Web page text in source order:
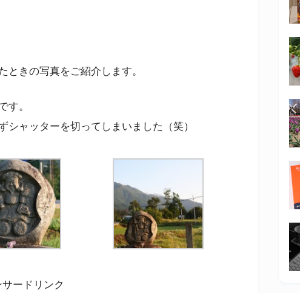
ときの写真をご紹介します。
す。
ャッターを切ってしまいました（笑）
ードリンク